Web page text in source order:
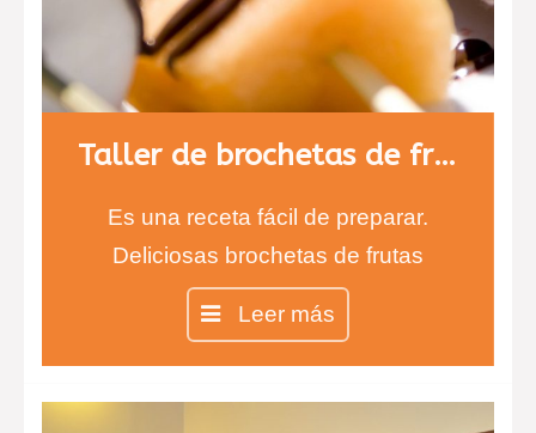
Taller de brochetas de fruta con chocolate
Es una receta fácil de preparar.
Deliciosas brochetas de frutas
cubiertas de chocolate negro y
blanco. Los más pequeños estarán
encantados de comer fruta con
sabor a chocolate. Aprenderán a
Leer más